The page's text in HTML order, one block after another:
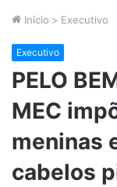
Início > Executivo
Executivo
PELO
MEC
meninas
cabelos